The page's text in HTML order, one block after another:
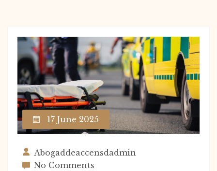
17 June 2025
Abogaddeaccensdadmin
No Comments